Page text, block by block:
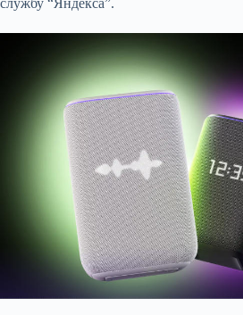
службу “Яндекса”.